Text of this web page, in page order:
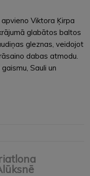
Viktora Ķirpa
glabātos baltos
gleznas, veidojot
dabas atmodu.
Sauli un